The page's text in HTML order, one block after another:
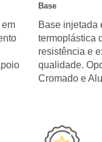
em
Base
Base injetada
termoplástica
resistência e
qualidade.
Cromado e